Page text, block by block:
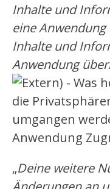
Inhalte und
eine
Inhalte und
Anwendung
) - Was
die
umgangen
Anwendung
„Deine weitere